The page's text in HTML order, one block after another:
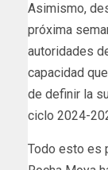
Asimismo,
próxima
autoridades
capacidad
de definir la
ciclo 2024-
Todo esto es